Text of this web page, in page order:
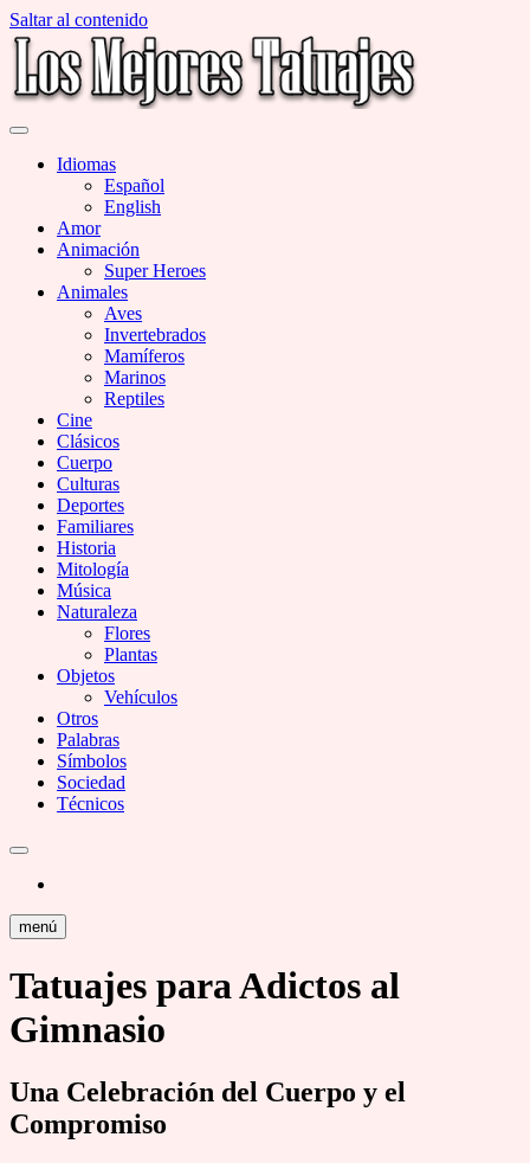
Saltar al contenido
Miles de Imágenes de Tatuajes en Galerías
Idiomas
Español
English
Amor
Animación
Super Heroes
Animales
Aves
Invertebrados
Mamíferos
Marinos
Reptiles
Cine
Clásicos
Cuerpo
Culturas
Deportes
Familiares
Historia
Mitología
Música
Naturaleza
Flores
Plantas
Objetos
Vehículos
Otros
Palabras
Símbolos
Sociedad
Técnicos
menú
Tatuajes para Adictos al
Gimnasio
Una Celebración del Cuerpo y el
Compromiso